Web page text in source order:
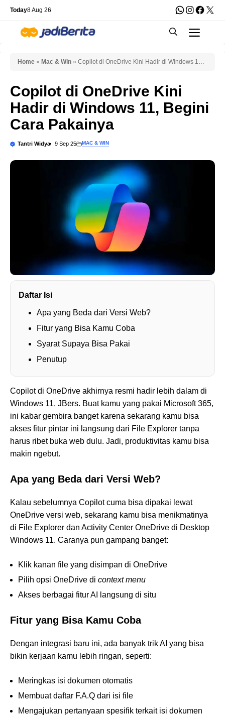
Skip
content
Today8 Aug 26 WhatsApp
X
Home » Mac & Win » Copilot di OneDrive Kini Hadir di Windows 11,
Copilot di OneDrive Kini
Hadir di Windows 11, Begini
Cara Pakainya
Tantri Widya 9 Sep 25 MAC & WIN
Daftar Isi
Apa yang Beda dari Versi Web?
Fitur yang Bisa Kamu Coba
Syarat Supaya Bisa Pakai
Penutup
Copilot di OneDrive akhirnya resmi hadir lebih dalam di
Windows 11, JBers. Buat kamu yang pakai Microsoft 365,
ini kabar gembira banget karena sekarang kamu bisa
akses fitur pintar ini langsung dari File Explorer tanpa
harus ribet buka web dulu. Jadi, produktivitas kamu bisa
makin ngebut.
Apa yang Beda dari Versi Web?
Kalau sebelumnya Copilot cuma bisa dipakai lewat
OneDrive versi web, sekarang kamu bisa menikmatinya
di File Explorer dan Activity Center OneDrive di Desktop
Windows 11. Caranya pun gampang banget:
Klik kanan file yang disimpan di OneDrive
Pilih opsi OneDrive di context menu
Akses berbagai fitur AI langsung di situ
Fitur yang Bisa Kamu Coba
Dengan integrasi baru ini, ada banyak trik AI yang bisa
bikin kerjaan kamu lebih ringan, seperti:
Meringkas isi dokumen otomatis
Membuat daftar F.A.Q dari isi file
Mengajukan pertanyaan spesifik terkait isi dokumen